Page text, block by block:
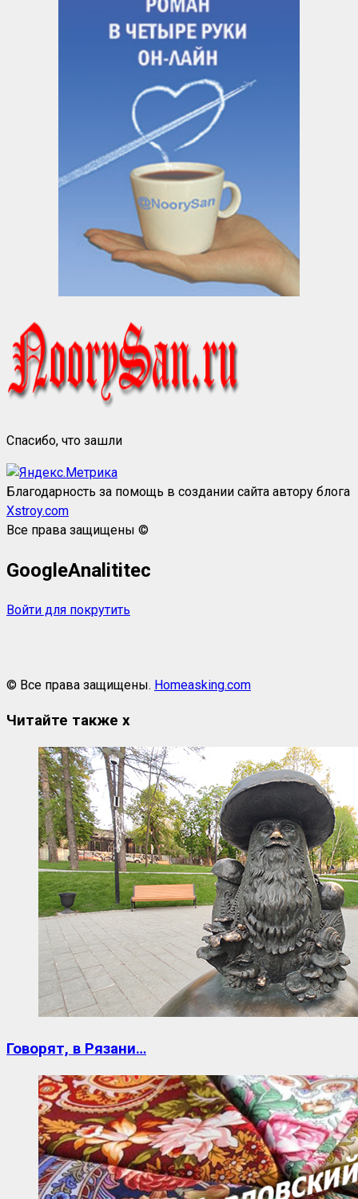
Спасибо, что зашли
Благодарность за помощь в создании сайта автору блога
Xstroy.com
Все права защищены ©
GoogleAnalititec
Войти для покрутить
© Все права защищены. Homeasking.com
Читайте также x
Говорят, в Рязани…